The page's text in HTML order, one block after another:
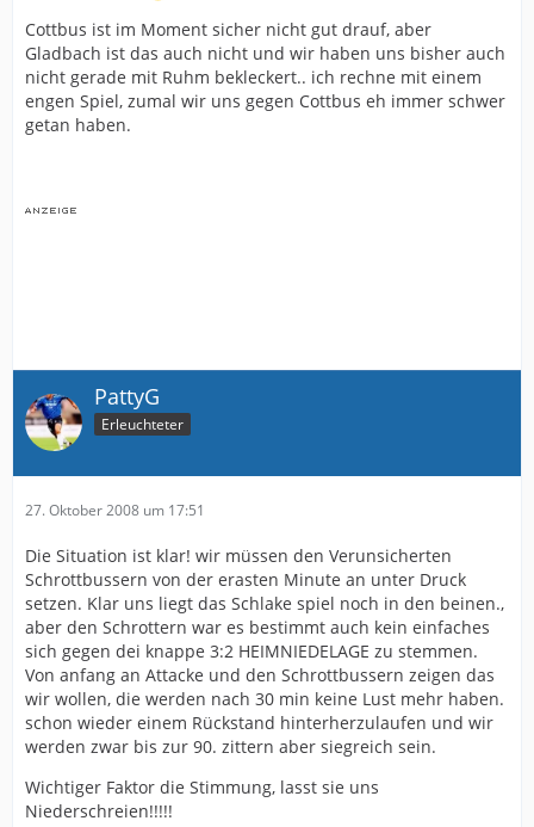
Cottbus ist im Moment sicher nicht gut drauf, aber
Gladbach ist das auch nicht und wir haben uns bisher auch
nicht gerade mit Ruhm bekleckert.. ich rechne mit einem
engen Spiel, zumal wir uns gegen Cottbus eh immer schwer
getan haben.
PattyG
Erleuchteter
27. Oktober 2008 um 17:51
Die Situation ist klar! wir müssen den Verunsicherten
Schrottbussern von der erasten Minute an unter Druck
setzen. Klar uns liegt das Schlake spiel noch in den beinen.,
aber den Schrottern war es bestimmt auch kein einfaches
sich gegen dei knappe 3:2 HEIMNIEDELAGE zu stemmen.
Von anfang an Attacke und den Schrottbussern zeigen das
wir wollen, die werden nach 30 min keine Lust mehr haben.
schon wieder einem Rückstand hinterherzulaufen und wir
werden zwar bis zur 90. zittern aber siegreich sein.
Wichtiger Faktor die Stimmung, lasst sie uns
Niederschreien!!!!!